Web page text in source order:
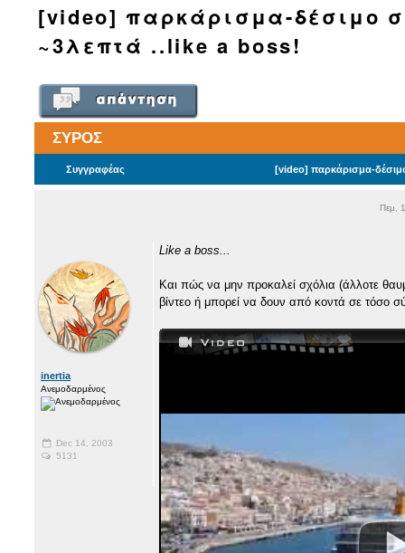
[video] παρκάρισμα-δέσιμο
~3λεπτά ..like a boss!
ΣΥΡΟΣ
Συγγραφέας [video] παρκάρισμα-
Πεμ,
inertia
Ανεμοδαρμένος
Dec 14, 2003
5131
Like a boss...
Και πώς να μην προκαλεί σχόλια (άλλοτε
βίντεο ή μπορεί να δουν από κοντά σε τόσο